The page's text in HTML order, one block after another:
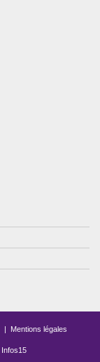
| Mentions légales
Infos15